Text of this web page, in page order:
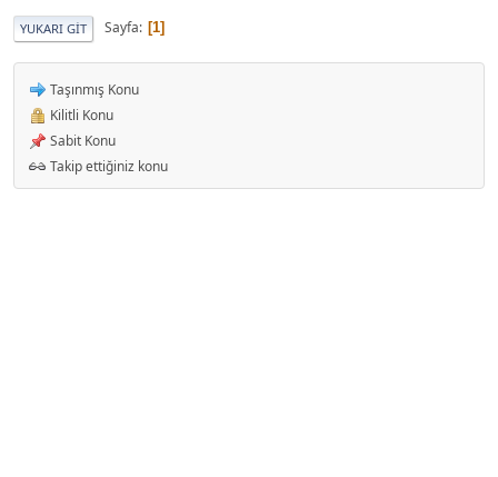
YUKARI GIT Sayfa 1
Taşınmış Konu
Kilitli Konu
Sabit Konu
Takip ettiğiniz konu